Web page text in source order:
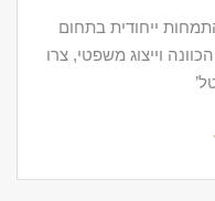
ייחודית בתחום
וייצוג משפטי, צרו